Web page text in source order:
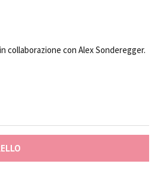
collaborazione con Alex Sonderegger.